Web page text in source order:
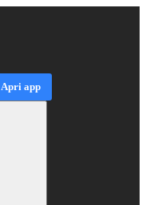
Apri app